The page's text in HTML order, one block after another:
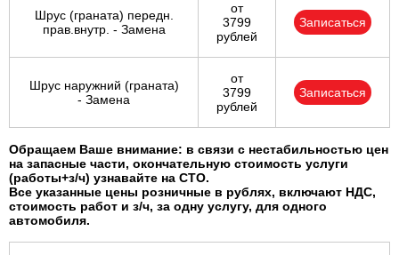
Шрус (граната) передн.
прав.внутр. - Замена
от
3799
рублей
Записаться
Шрус наружний (граната)
- Замена
от
3799
рублей
Записаться
Обращаем Ваше внимание: в связи с нестабильностью цен
на запасные части, окончательную стоимость услуги
(работы+з/ч) узнавайте на СТО.
Все указанные цены розничные в рублях, включают НДС,
стоимость работ и з/ч, за одну услугу, для одного
автомобиля.